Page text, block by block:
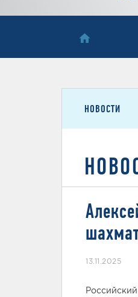
НОВОСТИ
13.11.2025